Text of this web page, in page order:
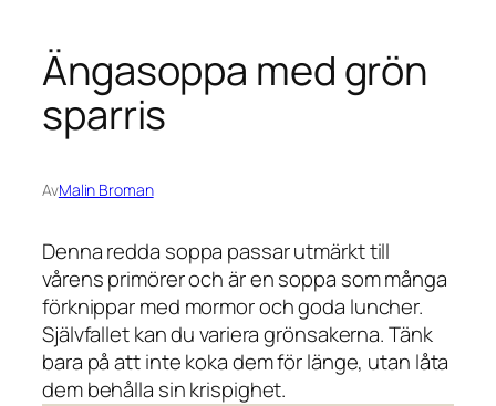
Ängasoppa med grön
sparris
AvMalin Broman
Denna redda soppa passar utmärkt till
vårens primörer och är en soppa som många
förknippar med mormor och goda luncher.
Självfallet kan du variera grönsakerna. Tänk
bara på att inte koka dem för länge, utan låta
dem behålla sin krispighet.